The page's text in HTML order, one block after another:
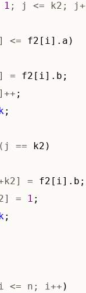
1 ; j <= k2;
<=
=
==
=
=
1
<= n; i++